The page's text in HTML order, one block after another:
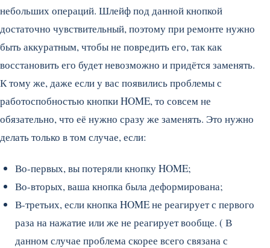
небольших операций. Шлейф под данной кнопкой
достаточно чувствительный, поэтому при ремонте нужно
быть аккуратным, чтобы не повредить его, так как
восстановить его будет невозможно и придётся заменять.
К тому же, даже если у вас появились проблемы с
работоспобностью кнопки HOME, то совсем не
обязательно, что её нужно сразу же заменять. Это нужно
делать только в том случае, если:
Во-первых, вы потеряли кнопку HOME;
Во-вторых, ваша кнопка была деформирована;
В-третьих, если кнопка HOME не реагирует с первого
раза на нажатие или же не реагирует вообще. ( В
данном случае проблема скорее всего связана с